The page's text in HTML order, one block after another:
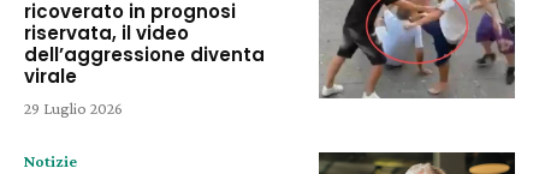
ricoverato in prognosi
riservata, il video
dell’aggressione diventa
virale
29 Luglio 2026
Notizie